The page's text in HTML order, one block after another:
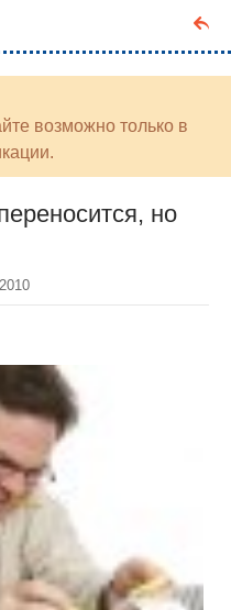
возможно только в
но